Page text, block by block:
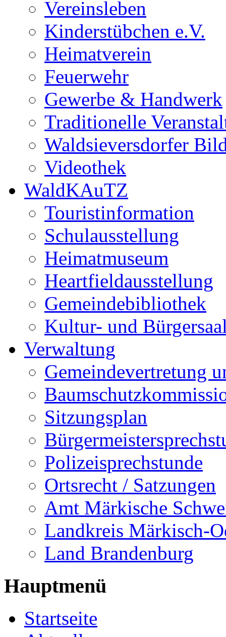
Vereinsleben
Kinderstübchen e.V.
Heimatverein
Feuerwehr
Gewerbe & Handwerk
Traditionelle
Waldsieversdorfer
Videothek
WaldKAuTZ
Touristinformation
Schulausstellung
Heimatmuseum
Heartfieldausstellung
Gemeindebibliothek
Kultur- und
Verwaltung
Gemeindevertretung
Sitzungsplan
Polizeisprechstunde
Ortsrecht / Satzungen
Amt Märkische
Landkreis Märkisch-
Land Brandenburg
Hauptmenü
Startseite